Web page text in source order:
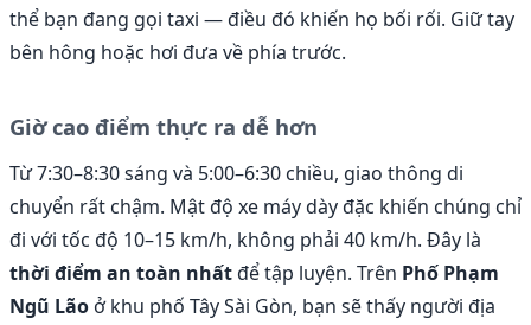
thể bạn đang gọi taxi — điều đó khiến họ bối rối. Giữ tay
bên hông hoặc hơi đưa về phía trước.
Giờ cao điểm thực ra dễ hơn
Từ 7:30–8:30 sáng và 5:00–6:30 chiều, giao thông di
chuyển rất chậm. Mật độ xe máy dày đặc khiến chúng chỉ
đi với tốc độ 10–15 km/h, không phải 40 km/h. Đây là
thời điểm an toàn nhấtđể tập luyện. Trên Phố Phạm
Ngũ Lão ở khu phố Tây Sài Gòn, bạn sẽ thấy người địa